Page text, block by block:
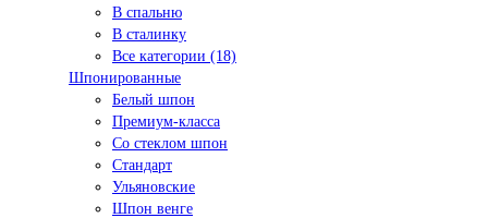
В спальню
В сталинку
Все категории (18)
Шпонированные
Белый шпон
Премиум-класса
Со стеклом шпон
Стандарт
Ульяновские
Шпон венге